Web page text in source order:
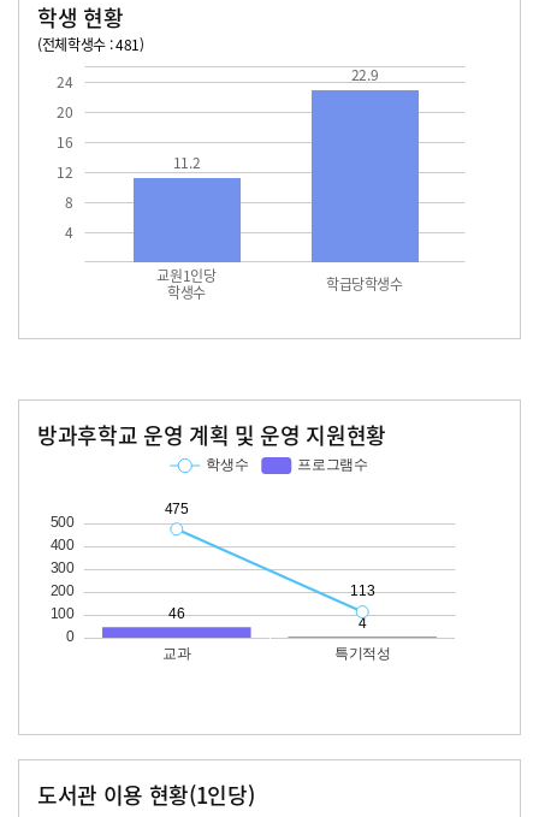
학생 현황
(전체학생수 : 481)
4
8
12
16
20
24
교원1인당
학생수 학급당학생수
11.2
22.9
방과후학교 운영 계획 및 운영 지원현황
도서관 이용 현황(1인당)